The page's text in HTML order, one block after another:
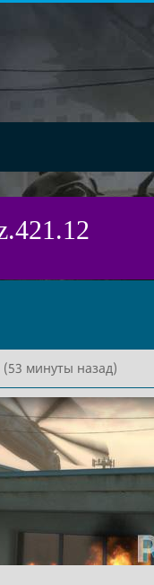
(53 минуты назад)